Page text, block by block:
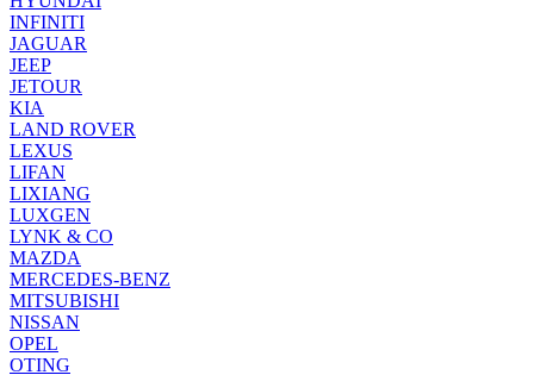
INFINITI
JAGUAR
JEEP
JETOUR
KIA
LAND ROVER
LEXUS
LIFAN
LIXIANG
LUXGEN
LYNK & CO
MAZDA
MERCEDES-BENZ
MITSUBISHI
NISSAN
OPEL
OTING